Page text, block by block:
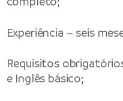
Experiência – seis
Requisitos
e Inglês básico;